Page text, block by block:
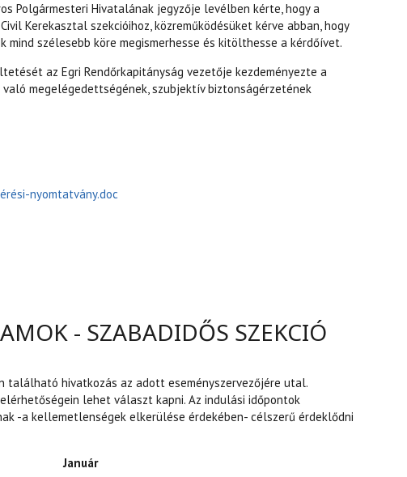
Polgármesteri Hivatalának jegyzője levélben kérte, hogy a
Kerekasztal szekcióihoz, közreműködésüket kérve abban, hogy
mind szélesebb köre megismerhesse és kitölthesse a kérdőívet.
az Egri Rendőrkapitányság vezetője kezdeményezte a
megelégedettségének, szubjektív biztonságérzetének
nyomtatvány.doc
- SZABADIDŐS SZEKCIÓ
található hivatkozás az adott eseményszervezőjére utal.
lehet választ kapni. Az indulási időpontok
-a kellemetlenségek elkerülése érdekében- célszerű érdeklődni
Január